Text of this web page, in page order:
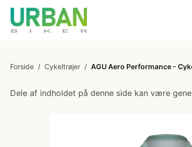
Forside / Cykeltrøjer / AGU Aero Performance -
Dele af indholdet på denne side kan være